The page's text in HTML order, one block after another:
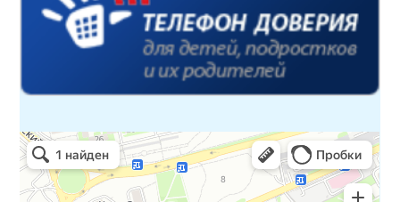
Детская библиотека № 14 Дружбы народов
Библиотека в Севастополе